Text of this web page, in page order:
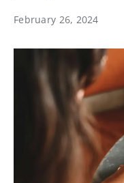
February 26, 2024